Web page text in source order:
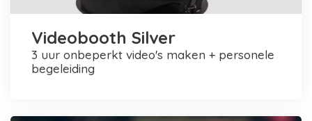
Videobooth Silver
3 uur onbeperkt video's maken + personele
begeleiding